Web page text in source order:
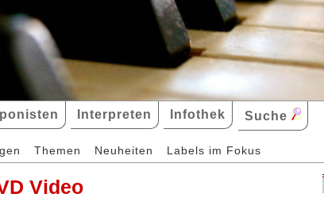
Interpreten Infothek Suche
Themen Neuheiten Labels im Fokus
Video